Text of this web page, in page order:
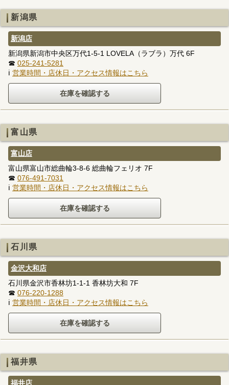
新潟県
新潟店
新潟県新潟市中央区万代1-5-1 LOVELA（ラブラ）万代 6F
☎ 025-241-5281
ℹ 営業時間・店休日・アクセス情報はこちら
富山県
富山店
富山県富山市総曲輪3-8-6 総曲輪フェリオ 7F
☎ 076-491-7031
ℹ 営業時間・店休日・アクセス情報はこちら
石川県
金沢大和店
石川県金沢市香林坊1-1-1 香林坊大和 7F
☎ 076-220-1288
ℹ 営業時間・店休日・アクセス情報はこちら
福井県
福井店